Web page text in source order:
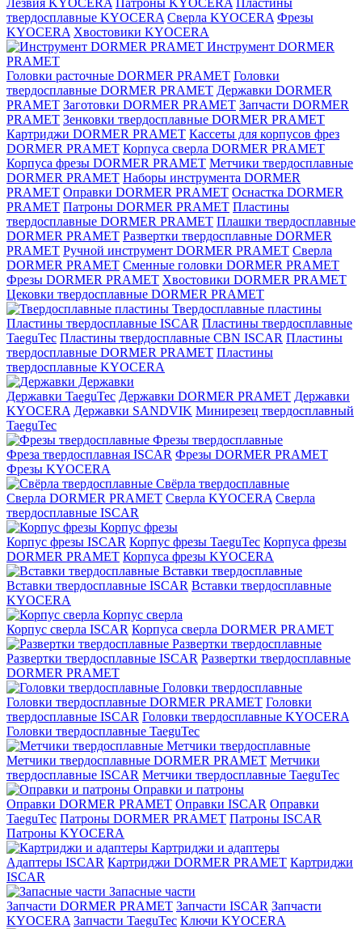
Лезвия KYOCERA Патроны KYOCERA
Пластины
твердосплавные KYOCERA Сверла KYOCERA Фрезы
KYOCERA Хвостовики KYOCERA
Инструмент DORMER
PRAMET
Головки расточные DORMER PRAMET Головки
твердосплавные DORMER PRAMET Державки DORMER
PRAMET Заготовки DORMER PRAMET Запчасти DORMER
PRAMET Зенковки твердосплавные DORMER PRAMET
Картриджи DORMER PRAMET Кассеты для корпусов фрез
DORMER PRAMET Корпуса сверла DORMER PRAMET
Корпуса фрезы DORMER PRAMET Метчики твердосплавные
DORMER PRAMET Наборы инструмента DORMER
PRAMET Оправки DORMER PRAMET Оснастка DORMER
PRAMET Патроны DORMER PRAMET Пластины
твердосплавные DORMER PRAMET Плашки твердосплавные
DORMER PRAMET Развертки твердосплавные DORMER
PRAMET Ручной инструмент DORMER PRAMET Сверла
DORMER PRAMET Сменные головки DORMER PRAMET
Фрезы DORMER PRAMET Хвостовики DORMER PRAMET
Цековки твердосплавные DORMER PRAMET
Твердосплавные пластины
Пластины твердосплавные ISCAR Пластины твердосплавные
TaeguTec Пластины твердосплавные CBN ISCAR Пластины
твердосплавные DORMER PRAMET Пластины
твердосплавные KYOCERA
Державки
Державки TaeguTec Державки DORMER PRAMET Державки
KYOCERA Державки SANDVIK Минирезец твердосплавный
TaeguTec
Фрезы твердосплавные
Фреза твердосплавная ISCAR Фрезы DORMER PRAMET
Фрезы KYOCERA
Свёрла твердосплавные
Сверла DORMER PRAMET Сверла KYOCERA Сверла
твердосплавные ISCAR
Корпус фрезы
Корпус фрезы ISCAR Корпус фрезы TaeguTec Корпуса фрезы
DORMER PRAMET Корпуса фрезы KYOCERA
Вставки твердосплавные
Вставки твердосплавные ISCAR Вставки твердосплавные
KYOCERA
Корпус сверла
Корпус сверла ISCAR Корпуса сверла DORMER PRAMET
Развертки твердосплавные
Развертки твердосплавные ISCAR Развертки твердосплавные
DORMER PRAMET
Головки твердосплавные
Головки твердосплавные DORMER PRAMET Головки
твердосплавные ISCAR Головки твердосплавные KYOCERA
Головки твердосплавные TaeguTec
Метчики твердосплавные
Метчики твердосплавные DORMER PRAMET Метчики
твердосплавные ISCAR Метчики твердосплавные TaeguTec
Оправки и патроны
Оправки DORMER PRAMET Оправки ISCAR Оправки
TaeguTec Патроны DORMER PRAMET Патроны ISCAR
Патроны KYOCERA
Картриджи и адаптеры
Адаптеры ISCAR Картриджи DORMER PRAMET Картриджи
ISCAR
Запасные части
Запчасти DORMER PRAMET Запчасти ISCAR Запчасти
KYOCERA Запчасти TaeguTec Ключи KYOCERA